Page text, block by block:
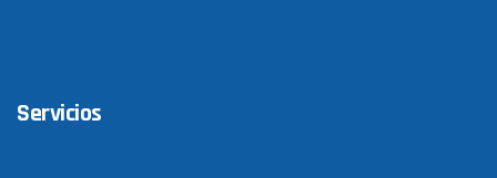
Servicios